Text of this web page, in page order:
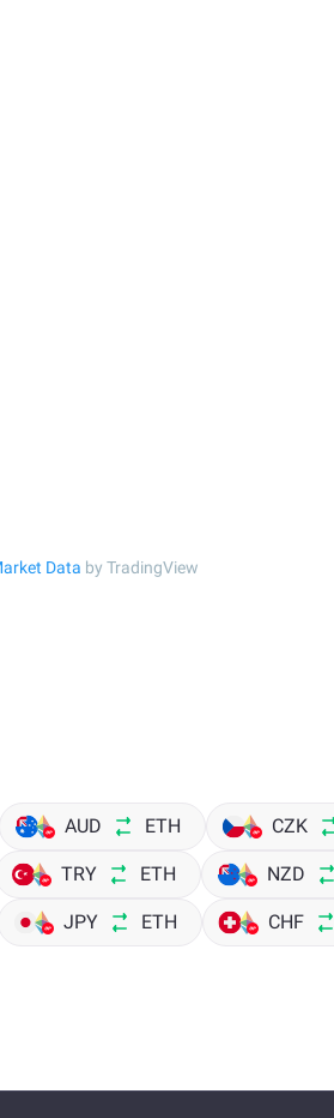
Data by TradingView
AUD ETH CZK
TRY ETH NZD
JPY ETH CHF